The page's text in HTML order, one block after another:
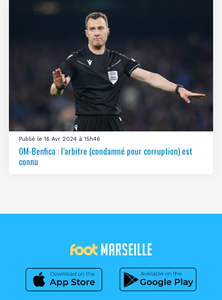
Publié le 16 Avr 2024 à 15h46
OM-Benfica : l’arbitre (condamné pour corruption) est
connu